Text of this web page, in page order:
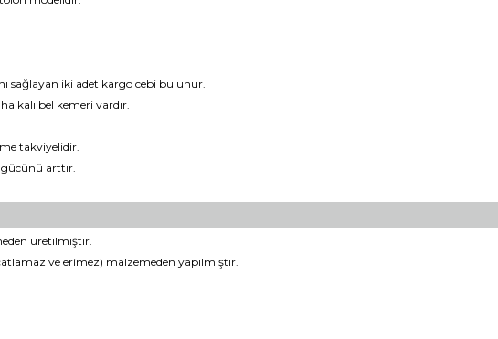
sağlayan iki adet kargo cebi bulunur.
bel kemeri vardır.
takviyelidir.
gücünü arttır.
üretilmiştir.
ve erimez) malzemeden yapılmıştır.